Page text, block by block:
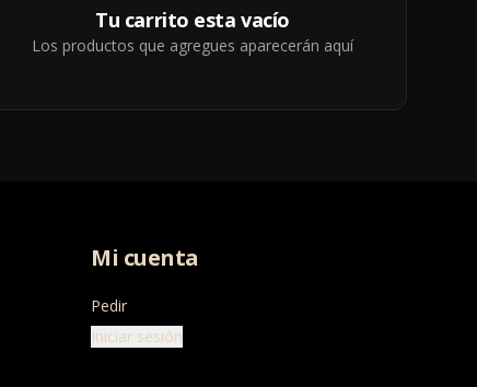
Tu carrito esta vacío
Los productos que agregues aparecerán aquí
Mi cuenta
Pedir
Iniciar sesión